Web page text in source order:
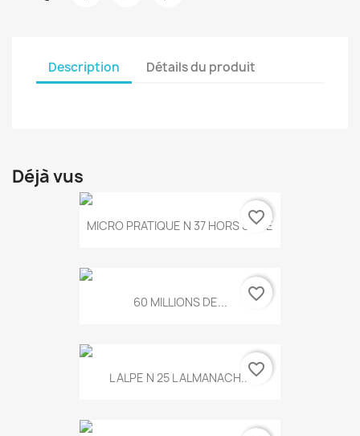
Description Détails du produit
Déjà vus
MICRO PRATIQUE N 37 HORS SERIE
favorite_border
60 MILLIONS DE... favorite_border
L ALPE N 25 L ALMANACH...favorite_border